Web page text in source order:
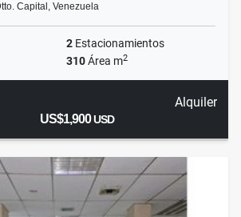
Capital, Venezuela
2 Estacionamientos
310Área m2
Alquiler
US$1,900USD